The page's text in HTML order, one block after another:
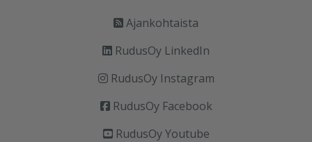
Ajankohtaista
RudusOy LinkedIn
RudusOy Instagram
RudusOy Facebook
RudusOy Youtube